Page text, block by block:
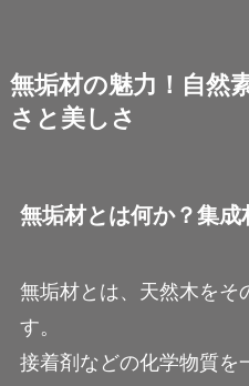
無垢材の魅力！自然
さと美しさ
無垢材とは何か？集成
無垢材とは、天然木をそ
す。
接着剤などの化学物質を